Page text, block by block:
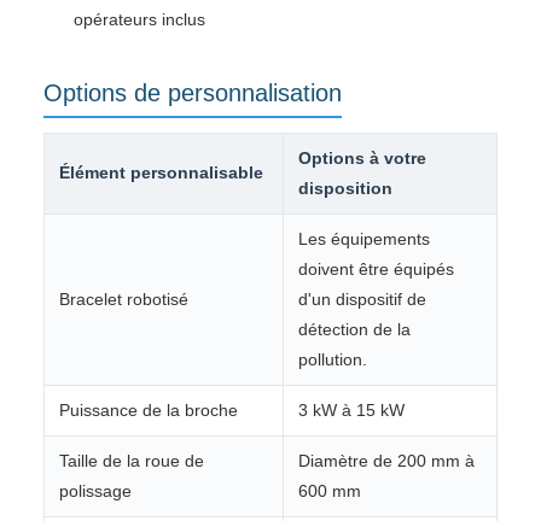
opérateurs inclus
Options de personnalisation
Élément personnalisable
Options à votre
disposition
Bracelet robotisé
Les équipements
doivent être équipés
d'un dispositif de
détection de la
pollution.
Puissance de la broche 3 kW à 15 kW
Taille de la roue de
polissage
Diamètre de 200 mm à
600 mm